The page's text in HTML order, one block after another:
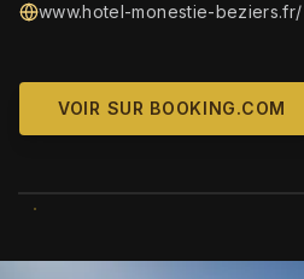
www.hotel-monestie-beziers.fr/
VOIR SUR BOOKING.COM